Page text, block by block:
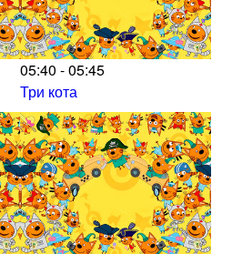
05:40 - 05:45
Три кота